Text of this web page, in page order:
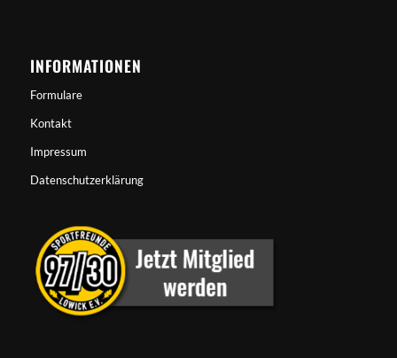
INFORMATIONEN
Formulare
Kontakt
Impressum
Datenschutzerklärung